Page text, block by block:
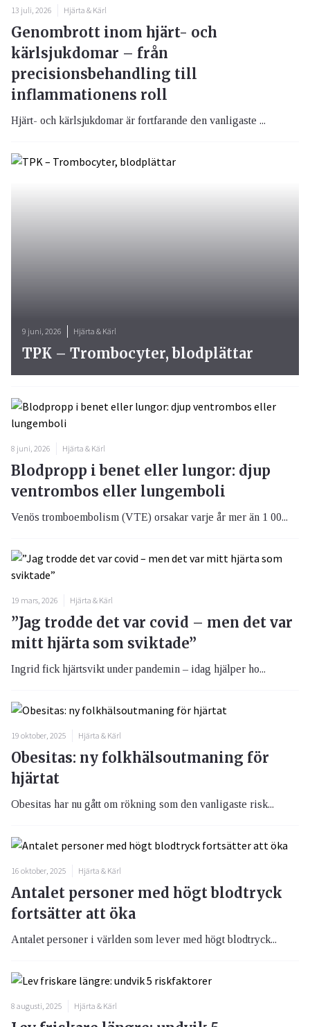
13 juli, 2026 Hjärta & Kärl
Genombrott inom hjärt- och
kärlsjukdomar – från
precisionsbehandling till
inflammationens roll
Hjärt- och kärlsjukdomar är fortfarande den vanligaste ...
9 juni, 2026 Hjärta & Kärl
TPK – Trombocyter, blodplättar
8 juni, 2026 Hjärta & Kärl
Blodpropp i benet eller lungor: djup
ventrombos eller lungemboli
Venös tromboembolism (VTE) orsakar varje år mer än 1 00...
19 mars, 2026 Hjärta & Kärl
”Jag trodde det var covid – men det var
mitt hjärta som sviktade”
Ingrid fick hjärtsvikt under pandemin – idag hjälper ho...
19 oktober, 2025 Hjärta & Kärl
Obesitas: ny folkhälsoutmaning för
hjärtat
Obesitas har nu gått om rökning som den vanligaste risk...
16 oktober, 2025 Hjärta & Kärl
Antalet personer med högt blodtryck
fortsätter att öka
Antalet personer i världen som lever med högt blodtryck...
8 augusti, 2025 Hjärta & Kärl